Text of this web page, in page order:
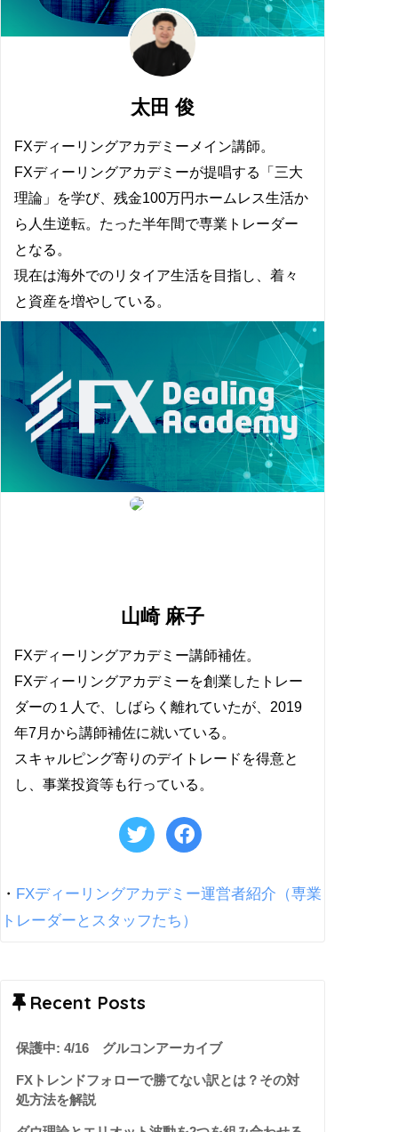
太田 俊
FXディーリングアカデミーメイン講師。
FXディーリングアカデミーが提唱する「三大
理論」を学び、残金100万円ホームレス生活か
ら人生逆転。たった半年間で専業トレーダー
となる。
現在は海外でのリタイア生活を目指し、着々
と資産を増やしている。
山崎 麻子
FXディーリングアカデミー講師補佐。
FXディーリングアカデミーを創業したトレー
ダーの１人で、しばらく離れていたが、2019
年7月から講師補佐に就いている。
スキャルピング寄りのデイトレードを得意と
し、事業投資等も行っている。
・ FXディーリングアカデミー運営者紹介（専業
トレーダーとスタッフたち）
Recent Posts
保護中: 4/16 グルコンアーカイブ
FXトレンドフォローで勝てない訳とは？その対
処方法を解説